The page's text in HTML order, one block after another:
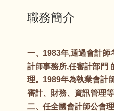
職務簡介
一、1983年,通過會計師
計師事務所,任審計部門
理。1989年為執業會計
審計、財務、資訊管理等
二、任全國會計師公會